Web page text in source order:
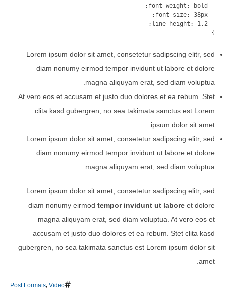
}
Lorem ipsum dolor sit amet, consetetur sadipscing elitr, sed
diam nonumy eirmod tempor invidunt ut labore et dolore
magna aliquyam erat, sed diam voluptua.
At vero eos et accusam et justo duo dolores et ea rebum. Stet
clita kasd gubergren, no sea takimata sanctus est Lorem
ipsum dolor sit amet.
Lorem ipsum dolor sit amet, consetetur sadipscing elitr, sed
diam nonumy eirmod tempor invidunt ut labore et dolore
magna aliquyam erat, sed diam voluptua.
Lorem ipsum dolor sit amet, consetetur sadipscing elitr, sed
diam nonumy eirmod tempor invidunt ut labore et dolore
magna aliquyam erat, sed diam voluptua. At vero eos et
accusam et justo duo dolores et ea rebum . Stet clita kasd
gubergren, no sea takimata sanctus est Lorem ipsum dolor sit
amet.
Post Formats, Video